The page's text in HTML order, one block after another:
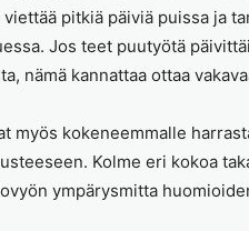
pitkiä päiviä puissa ja
Jos teet puutyötä
nämä kannattaa ottaa
myös kokeneemmalle
Kolme eri kokoa
ympärysmitta